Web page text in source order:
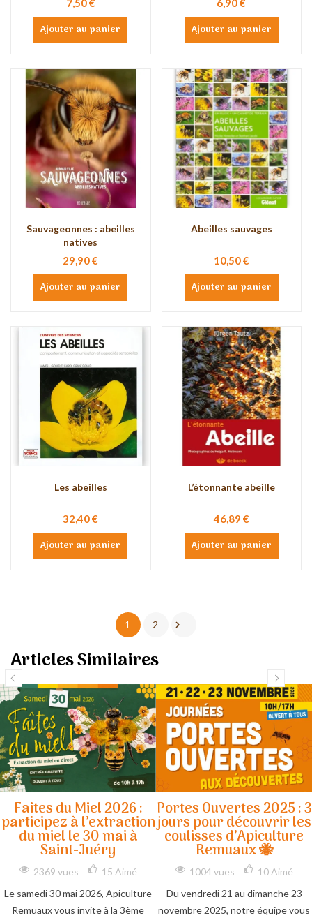
7,50 €
Ajouter au panier
6,90 €
Ajouter au panier
Sauvageonnes : abeilles
natives
29,90 €
Ajouter au panier
Abeilles sauvages
10,50 €
Ajouter au panier
Les abeilles
32,40 €
Ajouter au panier
L’étonnante abeille
46,89 €
Ajouter au panier
1 2 
Articles Similaires
Faites du Miel 2026 :
participez à l’extraction
du miel le 30 mai à
Saint-Juéry
2369 vues 15 Aimé
Le samedi 30 mai 2026, Apiculture
Remuaux vous invite à la 3ème
Portes Ouvertes 2025 : 3
jours pour découvrir les
coulisses d’Apiculture
Remuaux 🐝
1004 vues 10 Aimé
Du vendredi 21 au dimanche 23
novembre 2025, notre équipe vous